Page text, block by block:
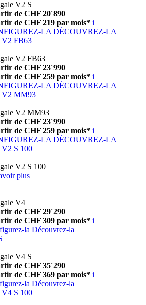
V2 S
de CHF 20´890
de CHF 219 par mois* i
LA DÉCOUVREZ-LA
V2 FB63
V2 FB63
de CHF 23´990
de CHF 259 par mois* i
LA DÉCOUVREZ-LA
V2 MM93
V2 MM93
de CHF 23´990
de CHF 259 par mois* i
LA DÉCOUVREZ-LA
V2 S 100
V2 S 100
plus
V4
de CHF 29´290
de CHF 309 par mois* i
la Découvrez-la
V4 S
de CHF 35´290
de CHF 369 par mois* i
la Découvrez-la
V4 S 100